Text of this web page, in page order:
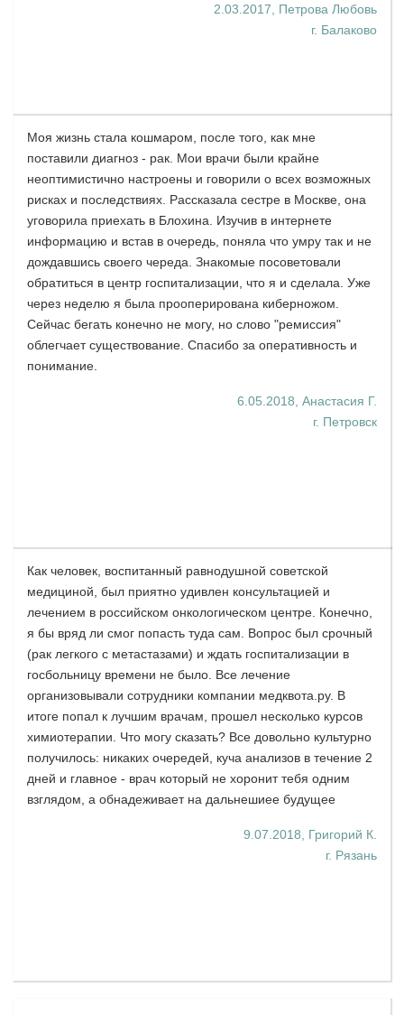
2.03.2017, Петрова Любовь
г. Балаково
Моя жизнь стала кошмаром, после того, как мне
поставили диагноз - рак. Мои врачи были крайне
неоптимистично настроены и говорили о всех возможных
рисках и последствиях. Рассказала сестре в Москве, она
уговорила приехать в Блохина. Изучив в интернете
информацию и встав в очередь, поняла что умру так и не
дождавшись своего череда. Знакомые посоветовали
обратиться в центр госпитализации, что я и сделала. Уже
через неделю я была прооперирована киберножом.
Сейчас бегать конечно не могу, но слово "ремиссия"
облегчает существование. Спасибо за оперативность и
понимание.
6.05.2018, Анастасия Г.
г. Петровск
Как человек, воспитанный равнодушной советской
медициной, был приятно удивлен консультацией и
лечением в российском онкологическом центре. Конечно,
я бы вряд ли смог попасть туда сам. Вопрос был срочный
(рак легкого с метастазами) и ждать госпитализации в
госбольницу времени не было. Все лечение
организовывали сотрудники компании медквота.ру. В
итоге попал к лучшим врачам, прошел несколько курсов
химиотерапии. Что могу сказать? Все довольно культурно
получилось: никаких очередей, куча анализов в течение 2
дней и главное - врач который не хоронит тебя одним
взглядом, а обнадеживает на дальнешиее будущее
9.07.2018, Григорий К.
г. Рязань